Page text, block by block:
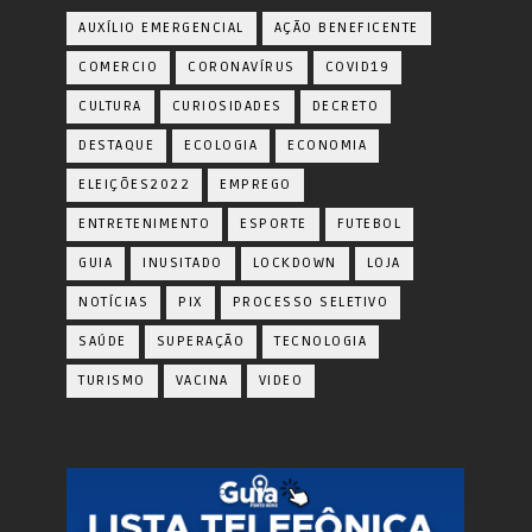
AUXÍLIO EMERGENCIAL AÇÃO BENEFICENTE
COMERCIO CORONAVÍRUS COVID19
CULTURA CURIOSIDADES DECRETO
DESTAQUE ECOLOGIA ECONOMIA
ELEIÇÕES2022 EMPREGO
ENTRETENIMENTO ESPORTE FUTEBOL
GUIA INUSITADO LOCKDOWN LOJA
NOTÍCIAS PIX PROCESSO SELETIVO
SAÚDE SUPERAÇÃO TECNOLOGIA
TURISMO VACINA VIDEO